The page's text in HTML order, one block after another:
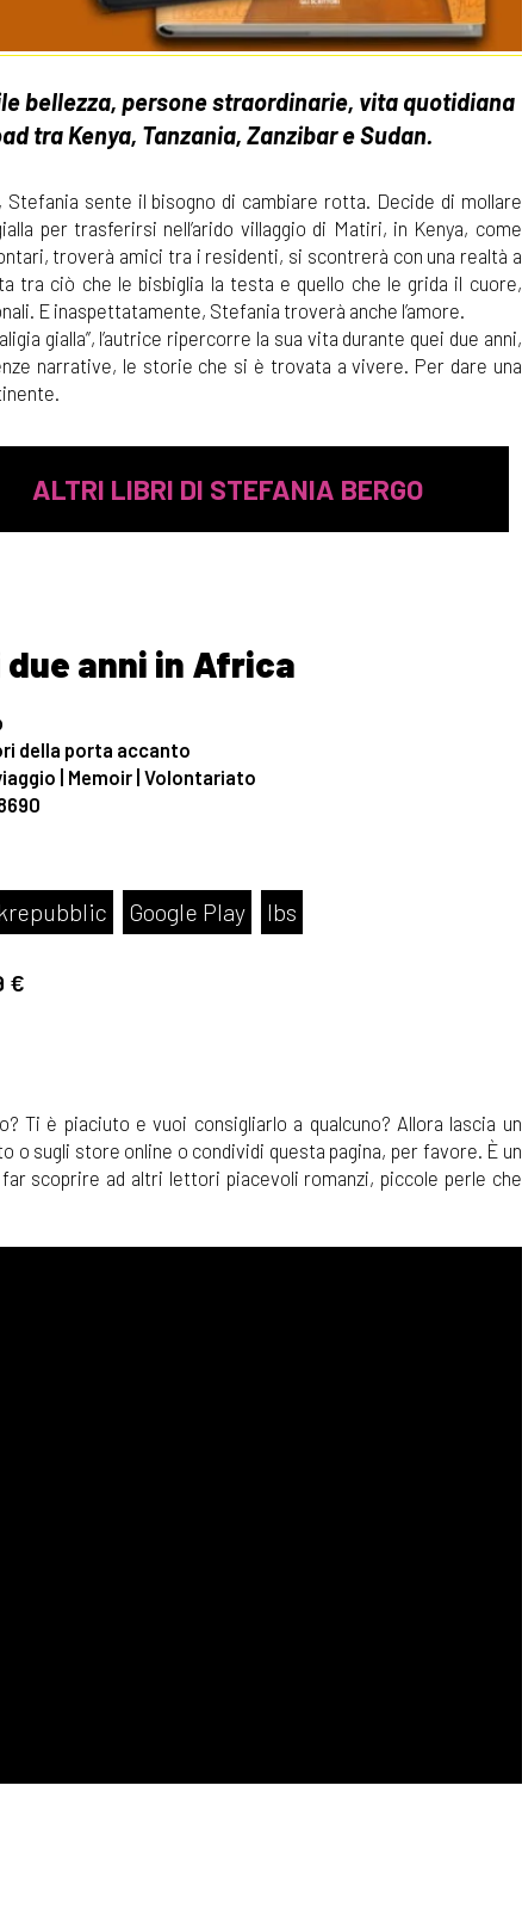
bellezza, persone straordinarie, vita quotidiana
tra Kenya, Tanzania, Zanzibar e Sudan.
sente il bisogno di cambiare rotta. Decide di mollare
per trasferirsi nell’arido villaggio di Matiri, in Kenya, come
troverà amici tra i residenti, si scontrerà con una realtà a
ciò che le bisbiglia la testa e quello che le grida il cuore,
E inaspettatamente, Stefania troverà anche l’amore.
gialla”, l’autrice ripercorre la sua vita durante quei due anni,
narrative, le storie che si è trovata a vivere. Per dare una
ALTRI LIBRI DI STEFANIA BERGO
anni in Africa
della porta accanto
| Memoir | Volontariato
Google Play Ibs
€
Ti è piaciuto e vuoi consigliarlo a qualcuno? Allora lascia un
o sugli store online o condividi questa pagina, per favore. È un
scoprire ad altri lettori piacevoli romanzi, piccole perle che